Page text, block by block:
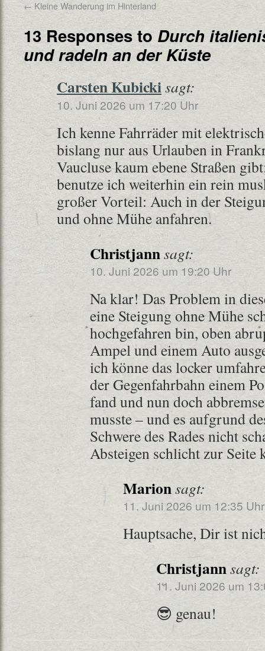
← Kleine Wanderung im Hinterland
13 Responses to Durch
und radeln an der Küste
Carsten Kubickisagt:
10. Juni 2026 um 17:20 Uhr
Ich kenne Fahrräder mit
bislang nur aus Urlauben in
Vaucluse kaum ebene Straßen
benutze ich weiterhin ein rein
großer Vorteil: Auch in der
und ohne Mühe anfahren.
Christjannsagt:
10. Juni 2026 um 19:20 Uhr
Na klar! Das Problem in
eine Steigung ohne Mühe
hochgefahren bin, oben
Ampel und einem Auto
ich könne das locker
der Gegenfahrbahn einem
fand und nun doch
musste – und es aufgrund
Schwere des Rades nicht
Absteigen schlicht zur Seite
Marionsagt:
11. Juni 2026 um 12:35 Uhr
Hauptsache, Dir ist
Christjannsagt:
11. Juni 2026 um
😎 genau!